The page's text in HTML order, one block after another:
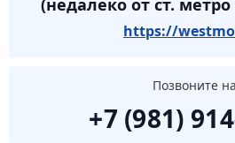
(недалеко от ст.
https://
Позвоните
+7 (981)